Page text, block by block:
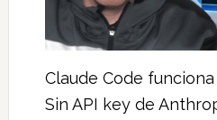
Claude Code
Sin API key de